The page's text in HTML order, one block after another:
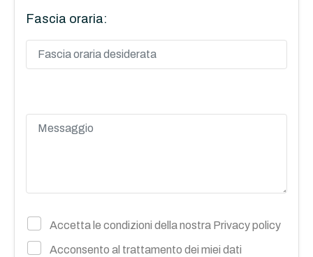
Fascia oraria:
Accetta le condizioni della nostra Privacy policy
Acconsento al trattamento dei miei dati